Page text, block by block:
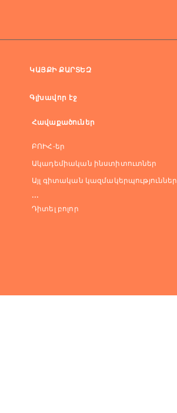
ԿԱՅՔԻ ՔԱՐՏԵԶ
Գլխավոր էջ
Հավաքածուներ
ԲՈԻՀ-եր
Ակադեմիական ինստիտուտներ
Այլ գիտական կազմակերպություններ
...
Դիտել բոլոր